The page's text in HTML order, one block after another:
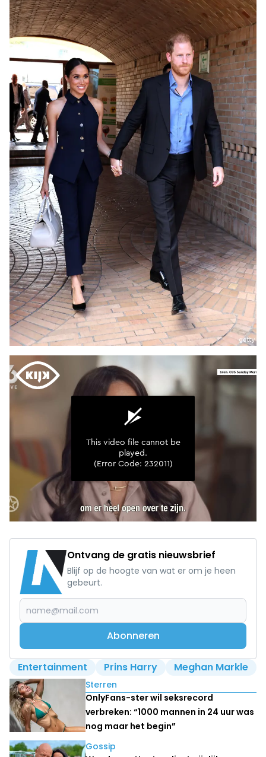
Ontvang de gratis nieuwsbrief
Blijf op de hoogte van wat er om je heen
gebeurt.
Abonneren
Entertainment Prins Harry Meghan Markle
Lees ook
Sterren
OnlyFans-ster wil seksrecord
verbreken: “1000 mannen in 24 uur was
nog maar het begin”
Gossip